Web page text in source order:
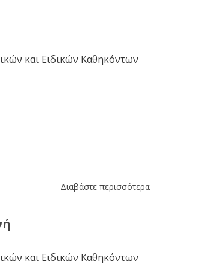
και Ειδικών Καθηκόντων
Διαβάστε περισσότερα
και Ειδικών Καθηκόντων